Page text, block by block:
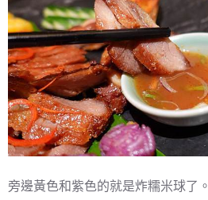
旁邊黃色和紫色的就是炸糯米球了。